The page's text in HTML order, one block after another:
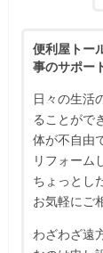
便利屋トー
事のサポー
日々の生活
ることがで
体が不自由
リフォーム
ちょっとし
お気軽にご
わざわざ遠